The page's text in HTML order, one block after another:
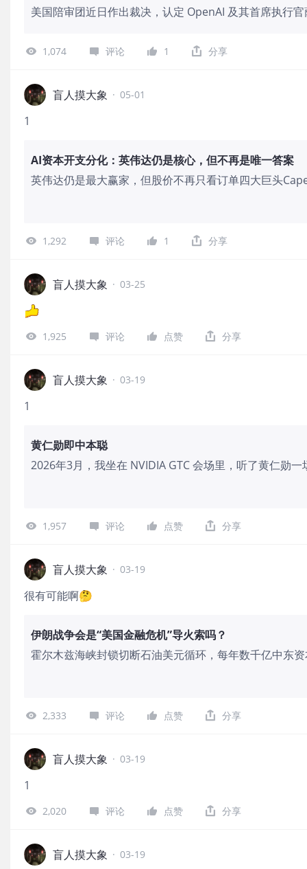
美国陪审团近日作出裁决，认定 OpenAI 及其首席执行
马斯克对 OpenAI 发展方向提出的质疑。然而，陪审团
行动，其过长的等待时间构成了诉讼的主要障碍。案件
1,074 评论 1 分享
盲人摸大象 · 05-01
1
AI资本开支分化：英伟达仍是核心，但不再是唯一答案
英伟达仍是最大赢家，但股价不再只看订单四大巨头
周期核心，却不再是“买了就完事”的标的。
1,292 评论 1 分享
盲人摸大象 · 03-25
1,925 评论 点赞 分享
盲人摸大象 · 03-19
1
黄仁勋即中本聪
2026年3月，我坐在 NVIDIA GTC 会场里，听了黄仁勋
还是黄仁勋，他们创造的稀缺性都导致了同一个结果：
1,957 评论 点赞 分享
盲人摸大象 · 03-19
很有可能啊🤔
伊朗战争会是“美国金融危机”导火索吗？
霍尔木兹海峡封锁切断石油美元循环，每年数千亿中东
2,333 评论 点赞 分享
盲人摸大象 · 03-19
1
2,020 评论 点赞 分享
盲人摸大象 · 03-19